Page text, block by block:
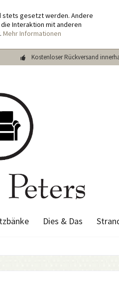
stets gesetzt werden. Andere
Interaktion mit anderen
Mehr Informationen
Kostenloser Rückversand
Dies & Das